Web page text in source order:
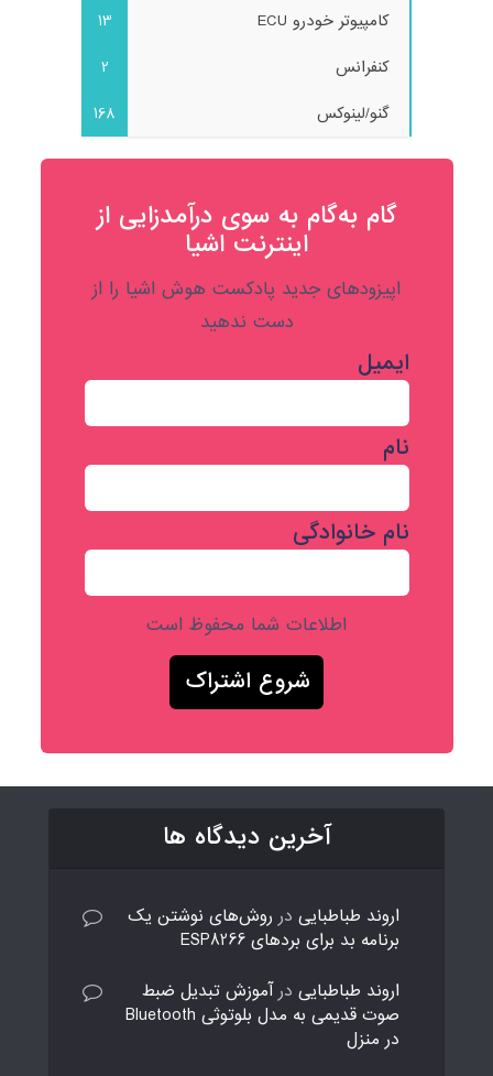
کامپیوتر خودرو ECU
13
کنفرانس
2
گنو/لینوکس
168
گام به‌گام به‌ سوی درآمدزایی از
اینترنت اشیا
اپیزودهای جدید پادکست هوش اشیا را از
دست ندهید
ایمیل
نام
نام خانوادگی
اطلاعات شما محفوظ است
آخرین دیدگاه ها
اروند طباطبایی در روش‌های نوشتن یک
برنامه بد برای بردهای ESP8266
اروند طباطبایی درآموزش تبدیل ضبط
صوت قدیمی به مدل بلوتوثی Bluetooth
در منزل